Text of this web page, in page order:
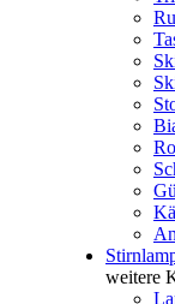
weitere